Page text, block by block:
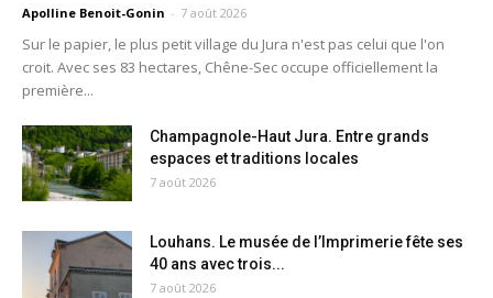
Apolline Benoit-Gonin - 7 août 2026
Sur le papier, le plus petit village du Jura n'est pas celui que l'on
croit. Avec ses 83 hectares, Chêne-Sec occupe officiellement la
première...
Champagnole-Haut Jura. Entre grands
espaces et traditions locales
7 août 2026
Louhans. Le musée de l’Imprimerie fête ses
40 ans avec trois...
7 août 2026